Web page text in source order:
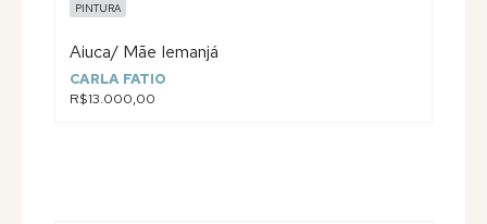
PINTURA
Aiuca/ Mãe Iemanjá
CARLA FATIO
R$13.000,00